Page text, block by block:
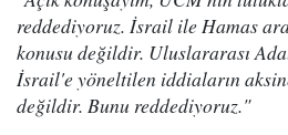
reddediyoruz. İsrail ile Hamas
konusu değildir. Uluslararası
İsrail'e yöneltilen iddiaların
değildir. Bunu reddediyoruz."